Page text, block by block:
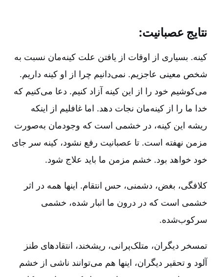
نتایج عصبانیت‌:
کینه‌. بسیاری از اوقات از یافتن علت کینه‌مان نسبت به
شخص معینی عاجزیم‌. نمی‌دانیم چرا از او کینه داریم‌.
می‌کوشیم خود را از این کینه آزاد کنیم‌. دعا می‌کنیم که
خدا ما را از کینه‌مان نجات دهد. اما غافلیم از اینکه
ریشه این کینه‌، در خشمی است که وجودمان به‌صورت
مزمن نهفته است‌. تا عصبانیت رفع نشود، کینه سر جای
خود خواهد بود. خشم مزمن ما باید علاج شود.
کلافگی‌، بغض‌، دشمنی‌، حس انتقام‌. اینها همه در اثر
خشمی است که در درون ما انبار شده‌، خشمی
سرکوب‌شده‌.
تمسخر دیگران‌، متلک‌پرانی‌، ریشخند، انتقادهای طنز
آلود و تحقیر دیگران‌، اینها هم می‌توانند ناشی از خشم